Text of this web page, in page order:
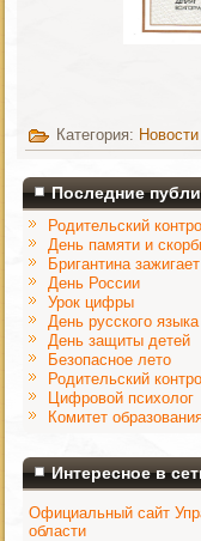
Категория: Новости
Последние
Родительский
День памяти и
Бригантина
День России
Урок цифры
День русского языка
День защиты детей
Безопасное лето
Родительский
Цифровой психолог
Комитет
Интересное в
Официальный сайт
области